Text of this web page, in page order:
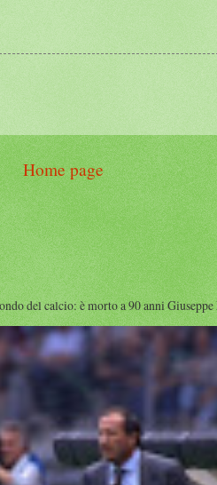
Home page
del calcio: è morto a 90 anni